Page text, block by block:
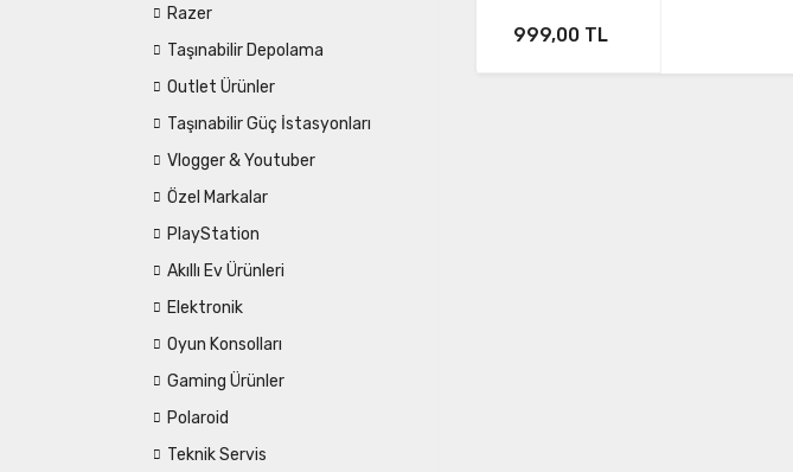
Razer
Taşınabilir Depolama
Outlet Ürünler
Taşınabilir Güç İstasyonları
Vlogger & Youtuber
Özel Markalar
PlayStation
Akıllı Ev Ürünleri
Elektronik
Oyun Konsolları
Gaming Ürünler
Polaroid
Teknik Servis
999,00 TL